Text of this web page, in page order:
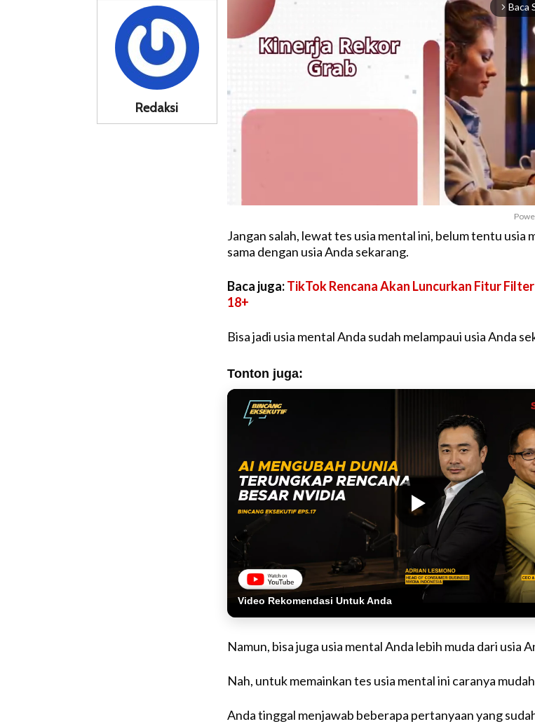
Redaksi
arrow_forward_ios Baca
Jangan salah, lewat tes usia mental ini, belum tentu usia
sama dengan usia Anda sekarang.
Baca juga:TikTok Rencana Akan Luncurkan Fitur
18+
Bisa jadi usia mental Anda sudah melampaui usia Anda
Tonton juga:
Video Rekomendasi Untuk Anda
Namun, bisa juga usia mental Anda lebih muda dari usia
Nah, untuk memainkan tes usia mental ini caranya
Anda tinggal menjawab beberapa pertanyaan yang